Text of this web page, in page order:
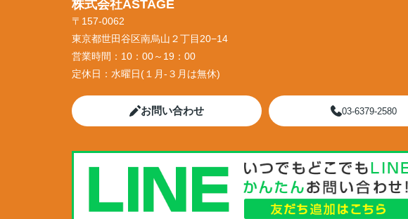
株式会社ASTAGE
〒157-0062
東京都世田谷区南烏山２丁目20−14
営業時間： 10：00～19：00
定休日： 水曜日(１月-３月は無休)
お問い合わせ 03-6379-2580